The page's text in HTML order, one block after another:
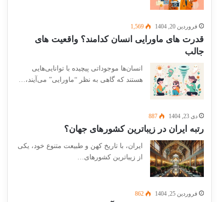
فروردین 20, 1404 1,569
قدرت های ماورایی انسان کدامند؟ واقعیت های
جالب
انسان‌ها موجوداتی پیچیده با توانایی‌هایی
هستند که گاهی به نظر “ماورایی” می‌آیند،…
دی 23, 1404 887
رتبه ایران در زیباترین کشورهای جهان؟
ایران، با تاریخ کهن و طبیعت متنوع خود، یکی
از زیباترین کشورهای…
فروردین 25, 1404 862